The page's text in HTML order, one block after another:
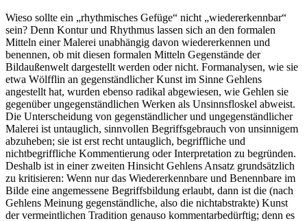
Wieso sollte ein „rhythmisches Gefüge“ nicht „wiedererkennbar“
sein? Denn Kontur und Rhythmus lassen sich an den formalen
Mitteln einer Malerei unabhängig davon wiedererkennen und
benennen, ob mit diesen formalen Mitteln Gegenstände der
Bildaußenwelt dargestellt werden oder nicht. Formanalysen, wie sie
etwa Wölfflin an gegenständlicher Kunst im Sinne Gehlens
angestellt hat, wurden ebenso radikal abgewiesen, wie Gehlen sie
gegenüber ungegenständlichen Werken als Unsinnsfloskel abweist.
Die Unterscheidung von gegenständlicher und ungegenständlicher
Malerei ist untauglich, sinnvollen Begriffsgebrauch von unsinnigem
abzuheben; sie ist erst recht untauglich, begriffliche und
nichtbegriffliche Kommentierung oder Interpretation zu begründen.
Deshalb ist in einer zweiten Hinsicht Gehlens Ansatz grundsätzlich
zu kritisieren: Wenn nur das Wiedererkennbare und Benennbare im
Bilde eine angemessene Begriffsbildung erlaubt, dann ist die (nach
Gehlens Meinung gegenständliche, also die nichtabstrakte) Kunst
der vermeintlichen Tradition genauso kommentarbedürftig; denn es